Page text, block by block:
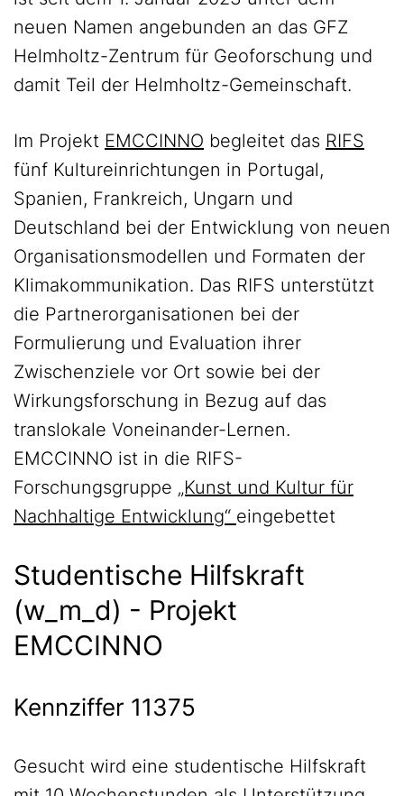
neuen Namen angebunden an das GFZ
Helmholtz-Zentrum für Geoforschung und
damit Teil der Helmholtz-Gemeinschaft.
Im Projekt EMCCINNO begleitet das RIFS
fünf Kultureinrichtungen in Portugal,
Spanien, Frankreich, Ungarn und
Deutschland bei der Entwicklung von neuen
Organisationsmodellen und Formaten der
Klimakommunikation. Das RIFS unterstützt
die Partnerorganisationen bei der
Formulierung und Evaluation ihrer
Zwischenziele vor Ort sowie bei der
Wirkungsforschung in Bezug auf das
translokale Voneinander-Lernen.
EMCCINNO ist in die RIFS-
Forschungsgruppe „Kunst und Kultur für
Nachhaltige Entwicklung“ eingebettet
Studentische Hilfskraft
(w_m_d) - Projekt
EMCCINNO
Kennziffer 11375
Gesucht wird eine studentische Hilfskraft